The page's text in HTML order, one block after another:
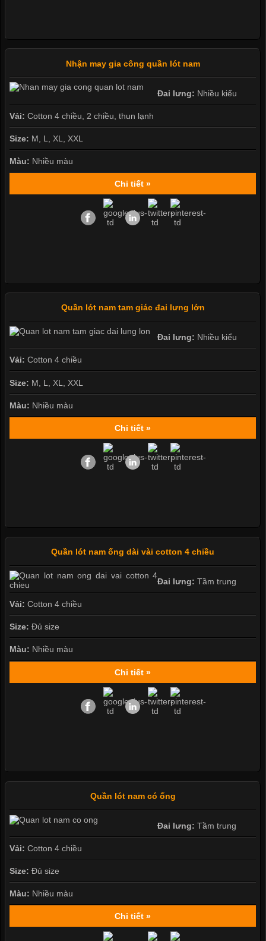
Nhận may gia công quần lót nam
Đai lưng: Nhiều kiểu
Vải: Cotton 4 chiều, 2 chiều, thun lạnh
Size: M, L, XL, XXL
Màu: Nhiều màu
Chi tiết »
Quần lót nam tam giác đai lưng lớn
Đai lưng: Nhiều kiểu
Vải: Cotton 4 chiều
Size: M, L, XL, XXL
Màu: Nhiều màu
Chi tiết »
Quần lót nam ống dài vài cotton 4 chiều
Đai lưng: Tầm trung
Vải: Cotton 4 chiều
Size: Đủ size
Màu: Nhiều màu
Chi tiết »
Quần lót nam có ống
Đai lưng: Tầm trung
Vải: Cotton 4 chiều
Size: Đủ size
Màu: Nhiều màu
Chi tiết »